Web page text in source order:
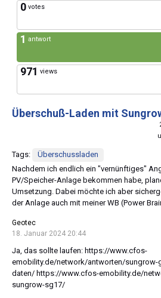
0 votes
1 antwort
971 views
Überschuß-Laden mit
Tags:
Überschussladen
Nachdem ich endlich ein "vernünftiges"
PV/Speicher-Anlage bekommen habe,
Umsetzung. Dabei möchte ich aber
der Anlage auch mit meiner WB (Power
Geotec
18. Januar 2024 20:44
Ja, das sollte laufen: https://www.cfos-
emobility.de/network/antworten/sungrow-
daten/ https://www.cfos-emobility.de/
sungrow-sg17/